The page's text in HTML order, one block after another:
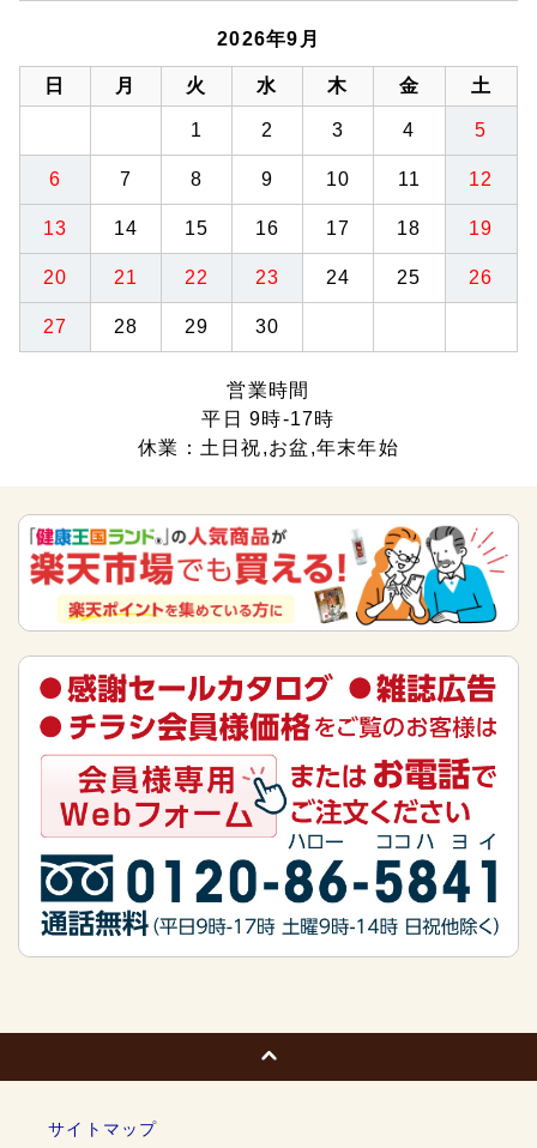
2026年9月
日 月 火 水 木 金 土
1 2 3 4 5
6 7 8 9 10 11 12
13 14 15 16 17 18 19
20 21 22 23 24 25 26
27 28 29 30
営業時間
平日 9時-17時
休業：土日祝,お盆,年末年始
サイトマップ